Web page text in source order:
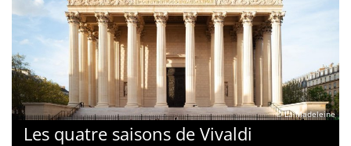
© La Madeleine
Les quatre saisons de Vivaldi